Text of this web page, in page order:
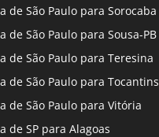
de São Paulo para Sorocaba
de São Paulo para Sousa-PB
de São Paulo para Teresina
de São Paulo para Tocantins
de São Paulo para Vitória
de SP para Alagoas